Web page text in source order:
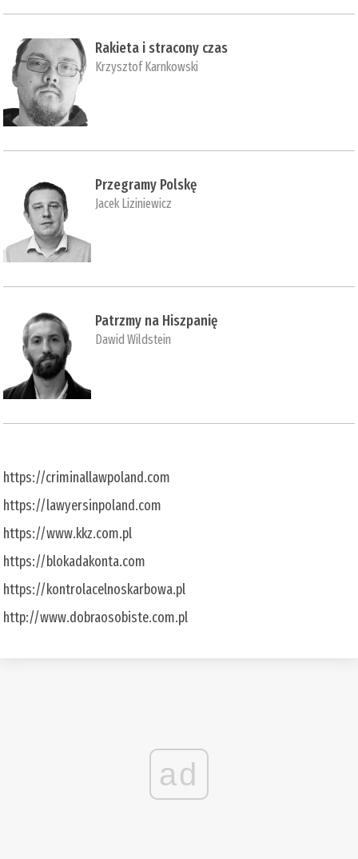
Rakieta i stracony czas
Krzysztof Karnkowski
Przegramy Polskę
Jacek Liziniewicz
Patrzmy na Hiszpanię
Dawid Wildstein
https://criminallawpoland.com
https://lawyersinpoland.com
https://www.kkz.com.pl
https://blokadakonta.com
https://kontrolacelnoskarbowa.pl
http://www.dobraosobiste.com.pl
ad